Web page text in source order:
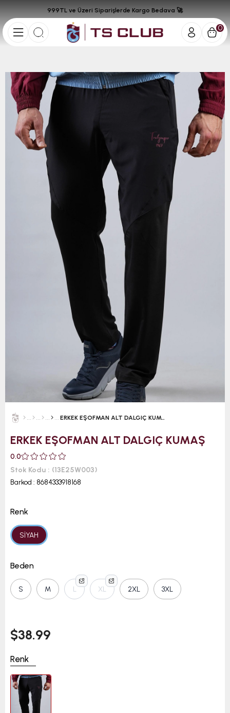
0
999TL ve Üzeri Siparişlerde Kargo Bedava 🚀
ERKEK EŞOFMAN ALT DALGIÇ KUMAŞ
ERKEK EŞOFMAN ALT DALGIÇ KUMAŞ
0.0
Stok Kodu
(13E25W003)
Barkod : 8684333918168
Renk
SİYAH
Beden
S M L XL 2XL 3XL
$38.99
Renk